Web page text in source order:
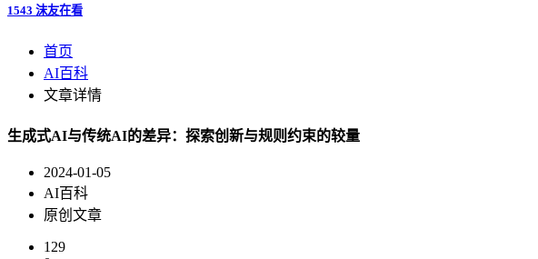
1543 沫友在看
首页
AI百科
文章详情
生成式AI与传统AI的差异：探索创新与规则约束的较量
2024-01-05
AI百科
原创文章
129